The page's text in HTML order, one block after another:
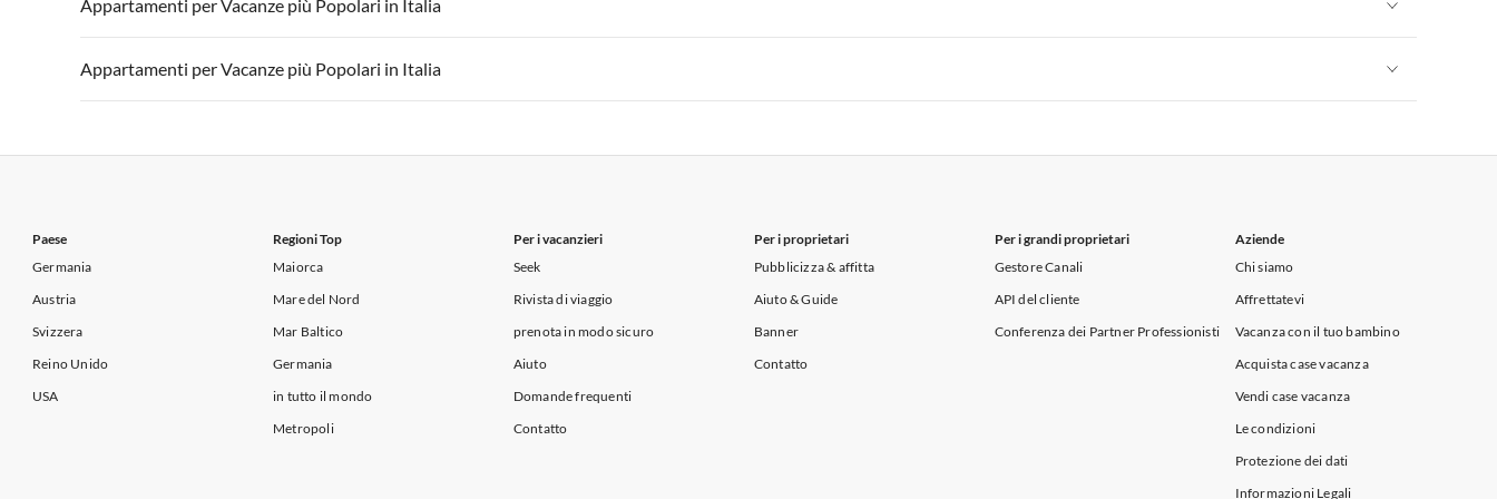
Appartamenti per Vacanze in Lago di Garda Appartamenti per Vacanze in Lago di Como
Appartamenti per Vacanze più Popolari in Italia
Appartamenti per Vacanze in Italia Appartamenti per Vacanze in Liguria
Appartamenti per Vacanze in Lago di Garda Appartamenti per Vacanze in Lago di Como
Appartamenti per Vacanze più Popolari in Italia
Paese
Germania
Austria
Svizzera
Reino Unido
USA
Regioni Top
Maiorca
Mare del Nord
Mar Baltico
Germania
in tutto il mondo
Metropoli
Per i vacanzieri
Seek
Rivista di viaggio
prenota in modo sicuro
Aiuto
Domande frequenti
Contatto
Per i proprietari
Pubblicizza & affitta
Aiuto & Guide
Banner
Contatto
Per i grandi proprietari
Gestore Canali
API del cliente
Conferenza dei Partner Professionisti
Aziende
Chi siamo
Affrettatevi
Vacanza con il tuo bambino
Acquista case vacanza
Vendi case vacanza
Le condizioni
Protezione dei dati
Informazioni Legali